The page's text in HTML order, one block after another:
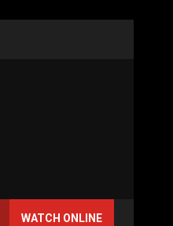
WATCH ONLINE